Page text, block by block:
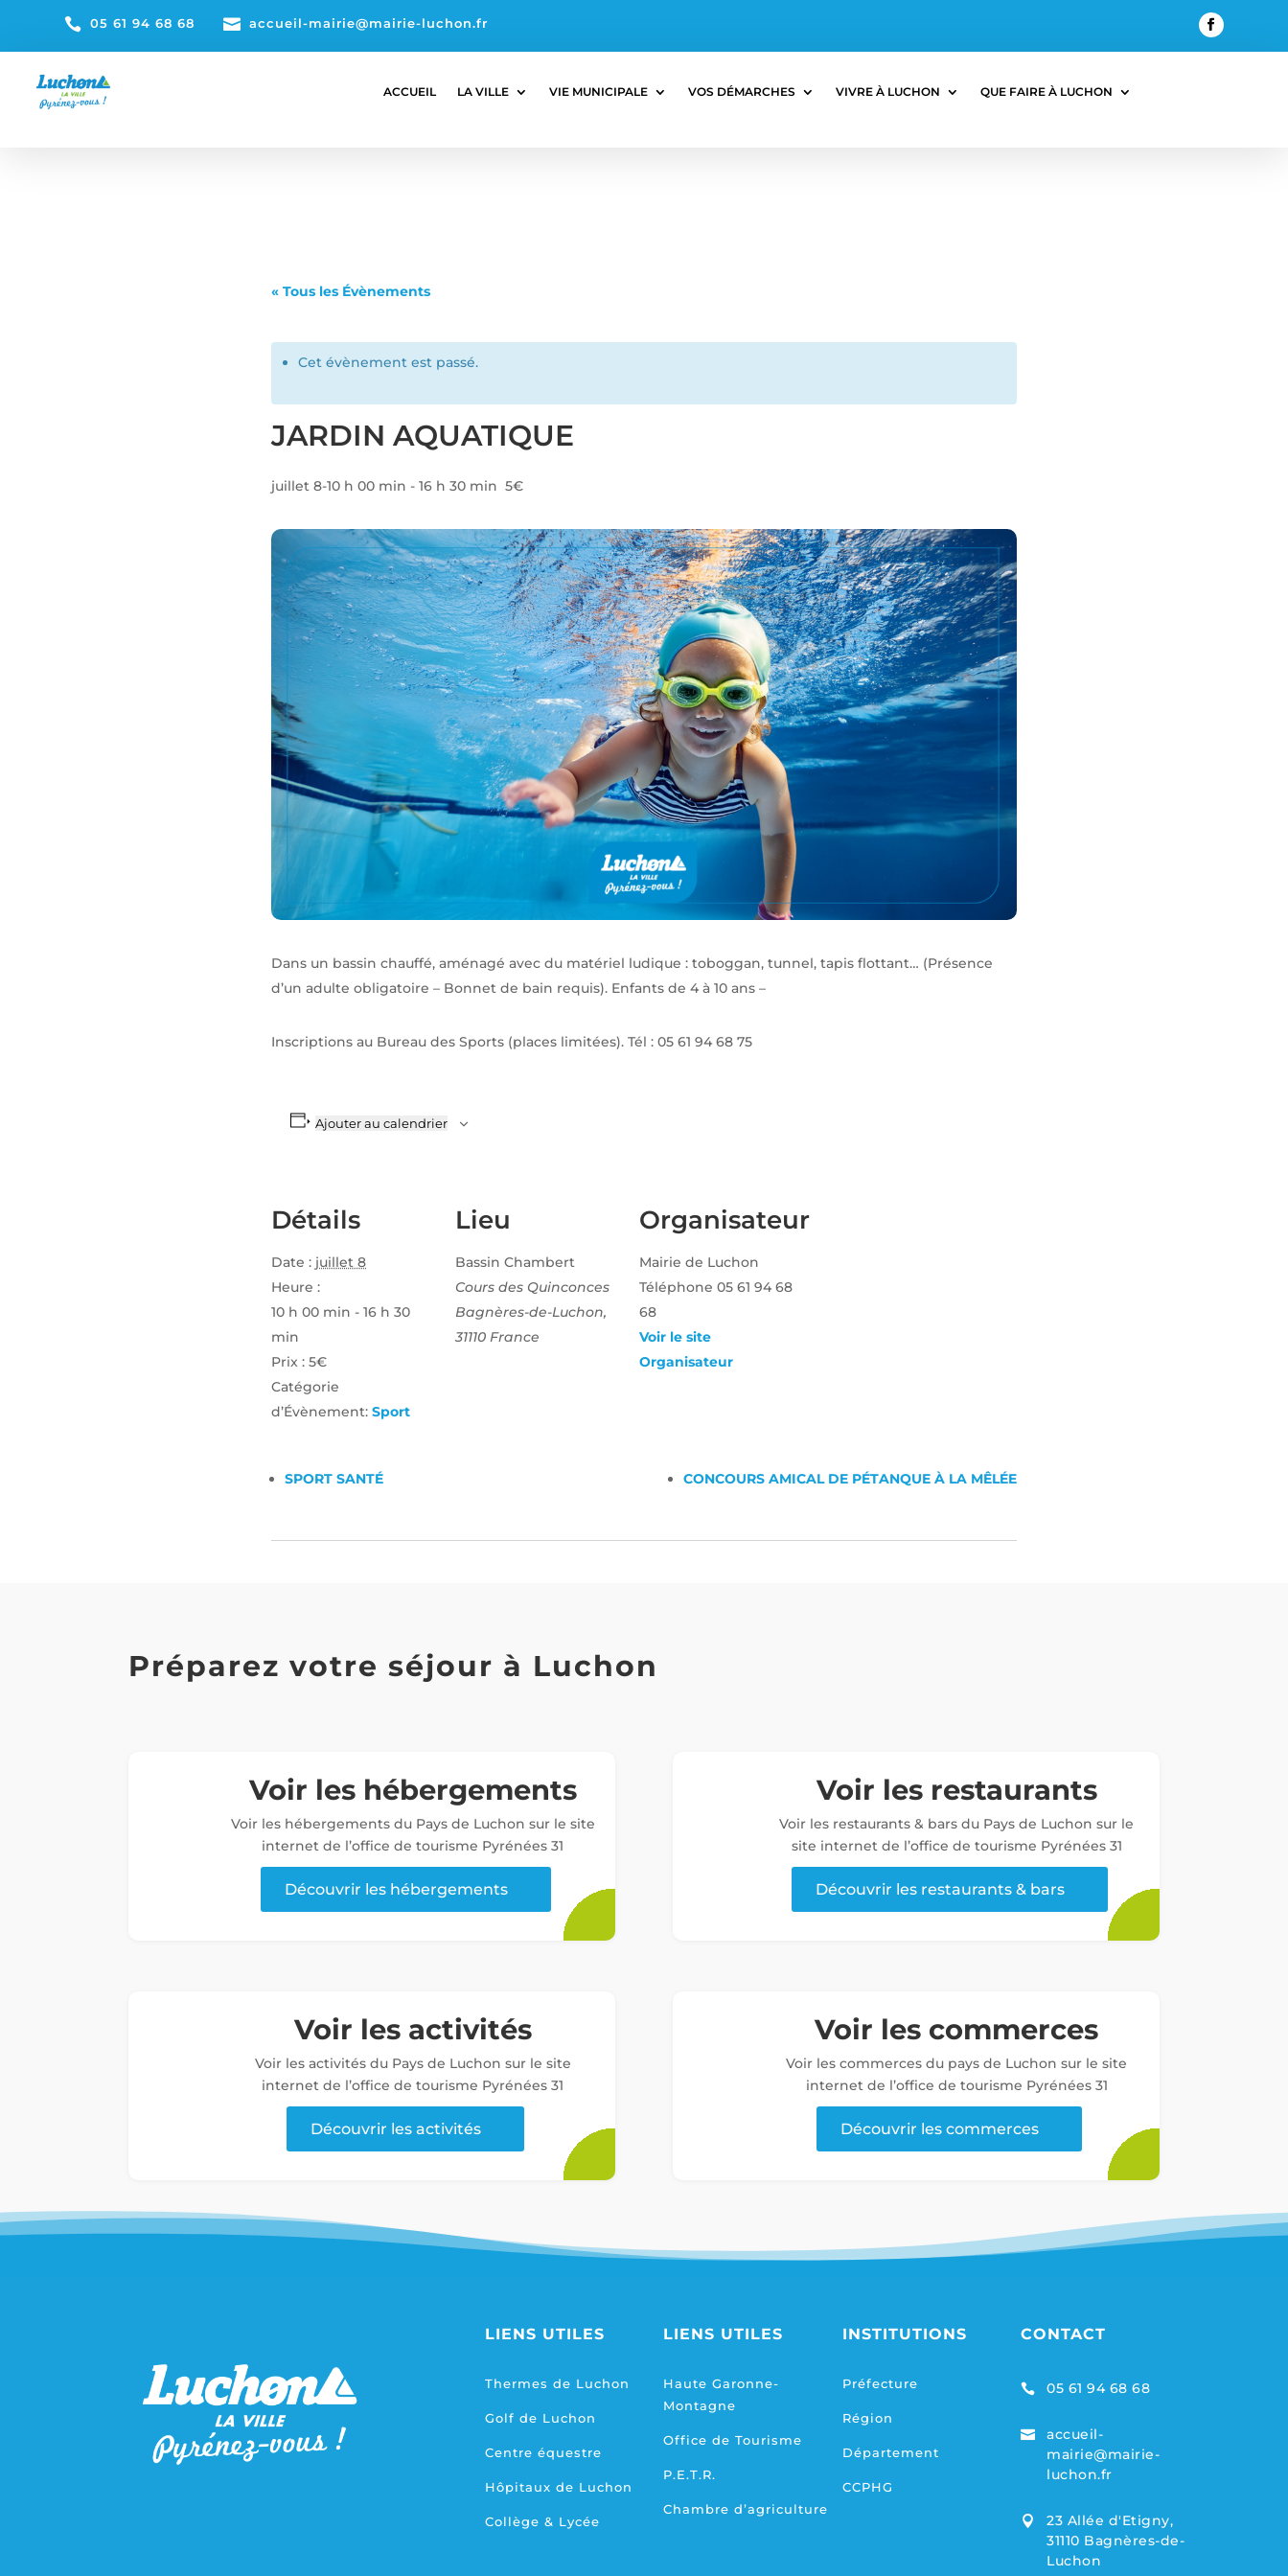
 05 61 94 68 68  accueil-mairie@mairie-luchon.fr
ACCUEIL LA VILLE VIE MUNICIPALE VOS DÉMARCHES VIVRE À LUCHON QUE FAIRE À LUCHON
« Tous les Évènements
Cet évènement est passé.
JARDIN AQUATIQUE
juillet 8-10 h 00 min -16 h 30 min 5€
Dans un bassin chauffé, aménagé avec du matériel ludique : toboggan, tunnel, tapis flottant… (Présence
d’un adulte obligatoire – Bonnet de bain requis). Enfants de 4 à 10 ans –
Inscriptions au Bureau des Sports (places limitées). Tél : 05 61 94 68 75
Ajouter au calendrier
Détails
Date : juillet 8
Heure :
10 h 00 min - 16 h 30
min
Prix : 5€
Catégorie
d’Évènement: Sport
Lieu
Bassin Chambert
Cours des Quinconces
Bagnères-de-Luchon,
31110 France
Organisateur
Mairie de Luchon
Téléphone05 61 94 68
68
Voir le site
Organisateur
SPORT SANTÉ CONCOURS AMICAL DE PÉTANQUE À LA MÊLÉE
Préparez votre séjour à Luchon
Voir les hébergements
Voir les hébergements du Pays de Luchon sur le site
internet de l’office de tourisme Pyrénées 31
Découvrir les hébergements
Voir les restaurants
Voir les restaurants & bars du Pays de Luchon sur le
site internet de l’office de tourisme Pyrénées 31
Découvrir les restaurants & bars
Voir les activités
Voir les activités du Pays de Luchon sur le site
internet de l’office de tourisme Pyrénées 31
Découvrir les activités
Voir les commerces
Voir les commerces du pays de Luchon sur le site
internet de l’office de tourisme Pyrénées 31
Découvrir les commerces
LIENS UTILES
Thermes de Luchon
Golf de Luchon
Centre équestre
Hôpitaux de Luchon
Collège & Lycée
LIENS UTILES
Haute Garonne-
Montagne
Office de Tourisme
P.E.T.R.
Chambre d’agriculture
INSTITUTIONS
Préfecture
Région
Département
CCPHG
CONTACT
 05 61 94 68 68

accueil-
mairie@mairie-
luchon.fr

23 Allée d'Etigny,
31110 Bagnères-de-
Luchon